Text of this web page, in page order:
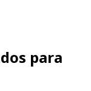
para